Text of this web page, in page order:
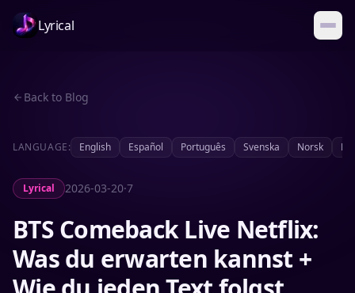
Lyrical
Back to Blog
LANGUAGE: English Español Português Svenska Norsk
Lyrical 2026-03-20·7
BTS Comeback Live Netflix:
Was du erwarten kannst +